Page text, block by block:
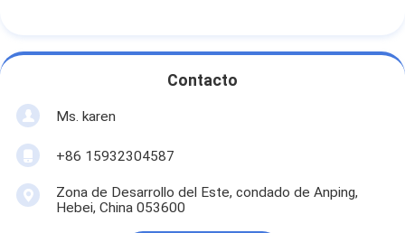
Contacto
Ms. karen
+86 15932304587
Zona de Desarrollo del Este, condado de Anping,
Hebei, China 053600